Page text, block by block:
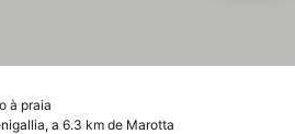
à praia
a 6.3 km de Marotta